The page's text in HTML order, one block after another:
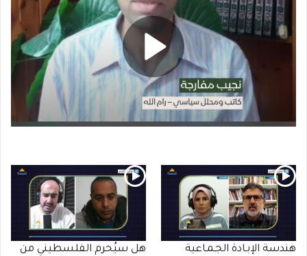
هندسة الإبـادة الجـمـاعية
هل سيُحرم الفلسطيني من